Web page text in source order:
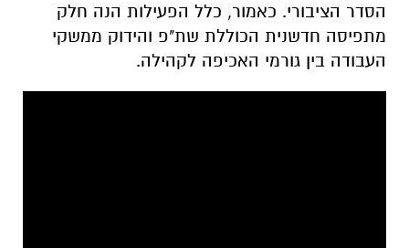
הסדר הציבורי. כאמור, כלל הפעילות הנה חלק
מתפיסה חדשנית הכוללת שת"פ והידוק ממשקי
העבודה בין גורמי האכיפה לקהילה.